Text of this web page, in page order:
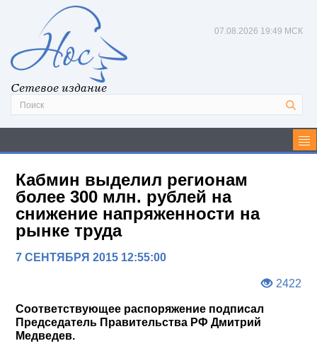
Сетевое издание
07.08.2026 19:49 МСК
Кабмин выделил регионам
более 300 млн. рублей на
снижение напряженности на
рынке труда
7 СЕНТЯБРЯ 2015 12:55:00
2422
Соответствующее распоряжение подписал
Председатель Правительства РФ Дмитрий
Медведев.